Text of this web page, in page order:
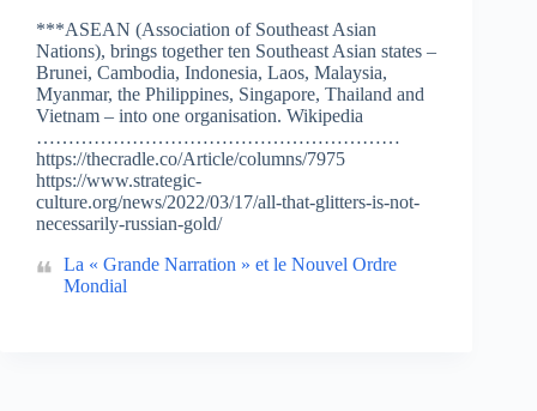
***ASEAN (Association of Southeast Asian
Nations), brings together ten Southeast Asian states –
Brunei, Cambodia, Indonesia, Laos, Malaysia,
Myanmar, the Philippines, Singapore, Thailand and
Vietnam – into one organisation. Wikipedia
…………………………………………………
https://thecradle.co/Article/columns/7975
https://www.strategic-
culture.org/news/2022/03/17/all-that-glitters-is-not-
necessarily-russian-gold/
La « Grande Narration » et le Nouvel Ordre
Mondial